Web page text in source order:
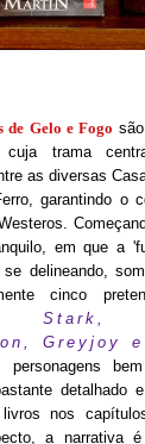
de Gelo e Fogo
cuja trama
as diversas
garantindo o
em que a
se delineando,
cinco
Stark,
Greyjoy
personagens
detalhado
livros nos
a narrativa